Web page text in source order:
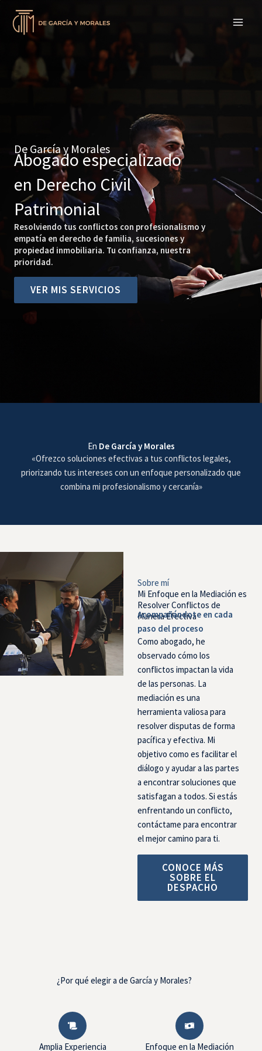
contenido
De García y Morales
Abogado especializado
en Derecho Civil
Patrimonial
Resolviendo tus conflictos con profesionalismo y
empatía en derecho de familia, sucesiones y
propiedad inmobiliaria. Tu confianza, nuestra
prioridad.
VER MIS SERVICIOS
En De García y Morales
«Ofrezco soluciones efectivas a tus conflictos legales,
priorizando tus intereses con un enfoque personalizado que
combina mi profesionalismo y cercanía»
Sobre mí
Mi Enfoque en la Mediación es
Resolver Conflictos de
Manera Efectiva
Acompañándote en cada
paso del proceso
Como abogado, he
observado cómo los
conflictos impactan la vida
de las personas. La
mediación es una
herramienta valiosa para
resolver disputas de forma
pacífica y efectiva. Mi
objetivo como es facilitar el
diálogo y ayudar a las partes
a encontrar soluciones que
satisfagan a todos. Si estás
enfrentando un conflicto,
contáctame para encontrar
el mejor camino para ti.
CONOCE MÁS
SOBRE EL
DESPACHO
¿Por qué elegir a de García y Morales?
Amplia Experiencia Enfoque en la Mediación